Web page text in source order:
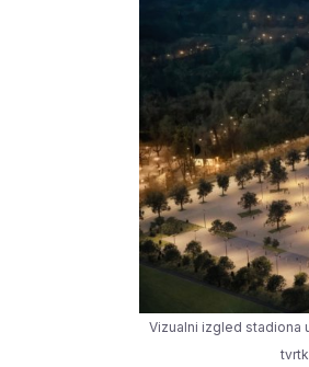
Vizualni izgled stadiona